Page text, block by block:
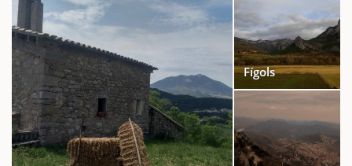
Fígols